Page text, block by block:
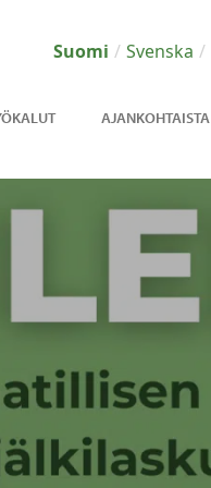
AJANKOHTAISTA
Suomi Svenska